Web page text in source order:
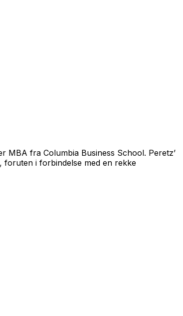
MBA fra Columbia Business School. Peretz’
foruten i forbindelse med en rekke